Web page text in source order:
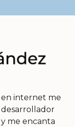
en internet me
desarrollador
me encanta